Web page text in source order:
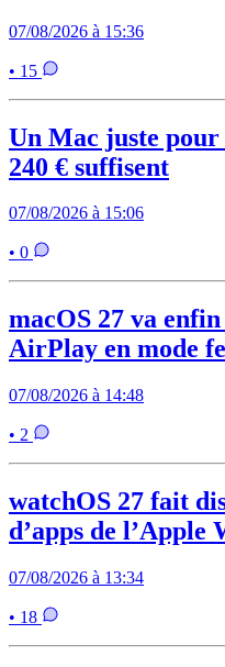
07/08/2026 à 15:36
• 15
Un Mac juste
240 € suffisent
07/08/2026 à 15:06
• 0
macOS 27 va
AirPlay en mode
07/08/2026 à 14:48
• 2
watchOS 27 fait
d’apps de l’Apple
07/08/2026 à 13:34
• 18